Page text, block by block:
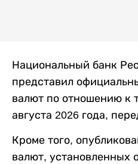
Национальный банк
представил
валют по отношению к
августа 2026 года,
Кроме того,
валют, установленных